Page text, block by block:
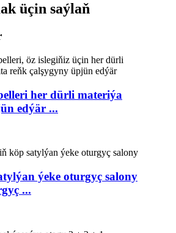
üçin saýlaň
her dürli materiýa
edýär ...
ýeke oturgyç salony
...